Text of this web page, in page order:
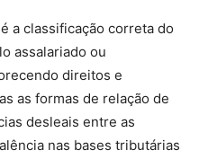
a classificação correta do
assalariado ou
direitos e
as formas de relação de
desleais entre as
nas bases tributárias